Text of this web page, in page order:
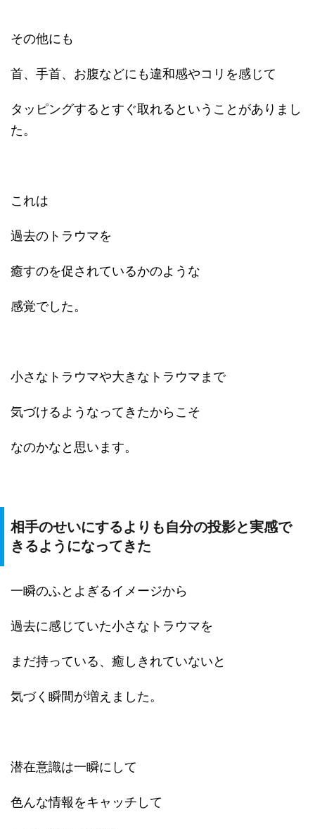
その他にも
首、手首、お腹などにも違和感やコリを感じて
タッピングするとすぐ取れるということがありまし
た。
これは
過去のトラウマを
癒すのを促されているかのような
感覚でした。
小さなトラウマや大きなトラウマまで
気づけるようなってきたからこそ
なのかなと思います。
相手のせいにするよりも自分の投影と実感で
きるようになってきた
一瞬のふとよぎるイメージから
過去に感じていた小さなトラウマを
まだ持っている、癒しきれていないと
気づく瞬間が増えました。
潜在意識は一瞬にして
色んな情報をキャッチして